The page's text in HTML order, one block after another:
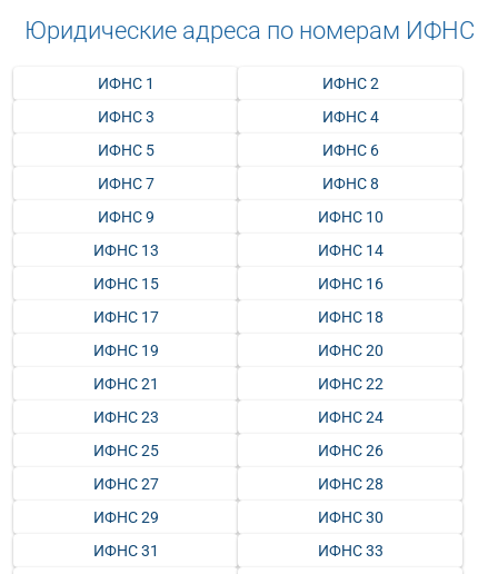
Юридические адреса по номерам ИФНС
ИФНС 1
ИФНС 2
ИФНС 3
ИФНС 4
ИФНС 5
ИФНС 6
ИФНС 7
ИФНС 8
ИФНС 9
ИФНС 10
ИФНС 13
ИФНС 14
ИФНС 15
ИФНС 16
ИФНС 17
ИФНС 18
ИФНС 19
ИФНС 20
ИФНС 21
ИФНС 22
ИФНС 23
ИФНС 24
ИФНС 25
ИФНС 26
ИФНС 27
ИФНС 28
ИФНС 29
ИФНС 30
ИФНС 31
ИФНС 33